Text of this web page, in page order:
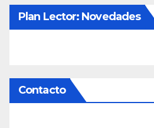
Plan Lector: Novedades
Contacto